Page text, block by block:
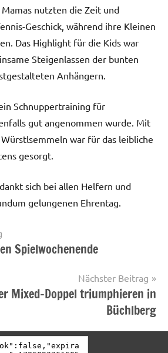
nutzten die Zeit und
Geschick, während ihre Kleinen
Das Highlight für die Kids war
Steigenlassen der bunten
Anhängern.
Schnuppertraining für
gut angenommen wurde. Mit
war für das leibliche
gesorgt.
sich bei allen Helfern und
gelungenen Ehrentag.
Spielwochenende
Nächster Beitrag
Mixed-Doppel triumphieren in
Büchlberg